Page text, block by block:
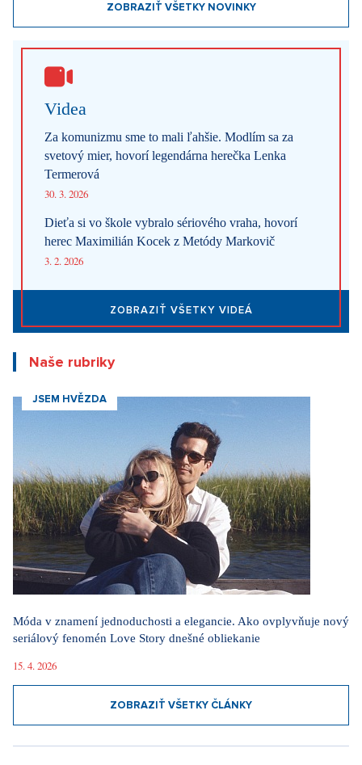
ZOBRAZIŤ VŠETKY NOVINKY
Videa
Za komunizmu sme to mali ľahšie. Modlím sa za
svetový mier, hovorí legendárna herečka Lenka
Termerová
30. 3. 2026
Dieťa si vo škole vybralo sériového vraha, hovorí
herec Maximilián Kocek z Metódy Markovič
3. 2. 2026
ZOBRAZIŤ VŠETKY VIDEÁ
Naše rubriky
JSEM HVĚZDA
Móda v znamení jednoduchosti a elegancie. Ako ovplyvňuje nový
seriálový fenomén Love Story dnešné obliekanie
15. 4. 2026
ZOBRAZIŤ VŠETKY ČLÁNKY